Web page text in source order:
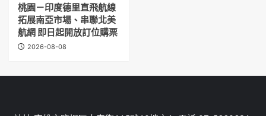
桃園－印度德里直飛航線
拓展南亞市場、串聯北美
航網 即日起開放訂位購票
2026-08-08